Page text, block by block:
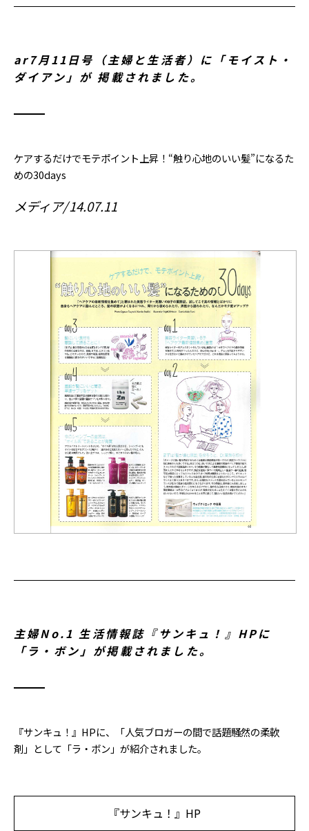
ar7月11日号（主婦と生活者）に「モイスト・
ダイアン」が 掲載されました。
ケアするだけでモテポイント上昇！“触り心地のいい髪”になるた
めの30days
メディア 14.07.11
主婦No.1 生活情報誌『サンキュ！』HPに
「ラ・ボン」が掲載されました。
『サンキュ！』HPに、「人気ブロガーの間で話題騒然の柔軟
剤」として「ラ・ボン」が紹介されました。
『サンキュ！』HP